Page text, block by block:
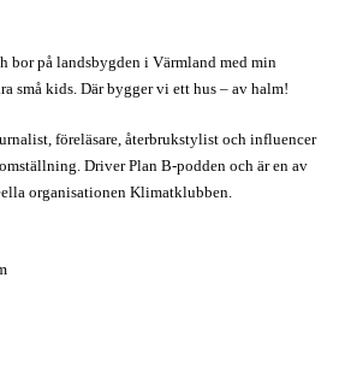
bor på landsbygden i Värmland med min
små kids. Där bygger vi ett hus – av halm!
föreläsare, återbrukstylist och influencer
Driver Plan B-podden och är en av
organisationen Klimatklubben.